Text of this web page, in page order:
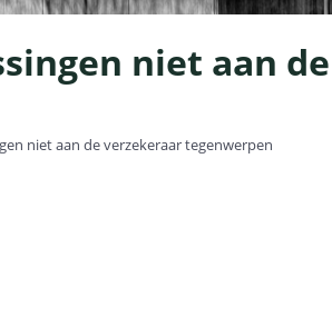
niet aan
niet aan de verzekeraar tegenwerpen